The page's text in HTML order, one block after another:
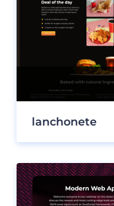
lanchonete